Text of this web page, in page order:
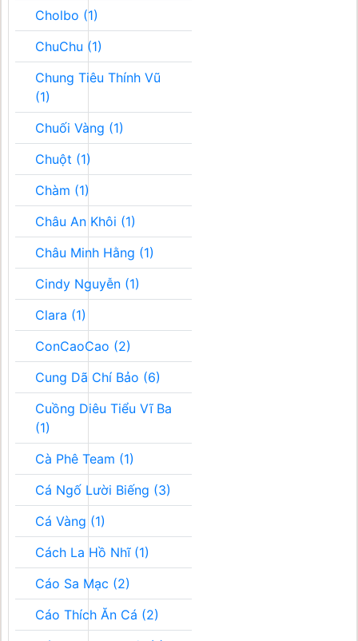
Cholbo (1)
ChuChu (1)
Chung Tiêu Thính Vũ
(1)
Chuối Vàng (1)
Chuột (1)
Chàm (1)
Châu An Khôi (1)
Châu Minh Hằng (1)
Cindy Nguyễn (1)
Clara (1)
ConCaoCao (2)
Cung Dã Chí Bảo (6)
Cuồng Diêu Tiểu Vĩ Ba
(1)
Cà Phê Team (1)
Cá Ngố Lười Biếng (3)
Cá Vàng (1)
Cách La Hồ Nhĩ (1)
Cáo Sa Mạc (2)
Cáo Thích Ăn Cá (2)